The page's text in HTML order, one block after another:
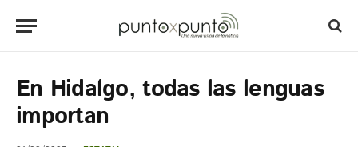
En Hidalgo, todas las lenguas
importan